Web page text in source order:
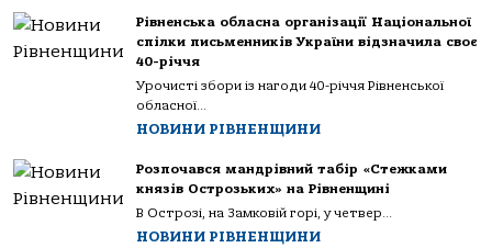
Рівненська обласна організації Національної
спілки письменників України відзначила своє
40-річчя
Урочисті збори із нагоди 40-річчя Рівненської
обласної...
НОВИНИ РІВНЕНЩИНИ
Розпочався мандрівний табір «Стежками
князів Острозьких» на Рівненщині
В Острозі, на Замковій горі, у четвер...
НОВИНИ РІВНЕНЩИНИ